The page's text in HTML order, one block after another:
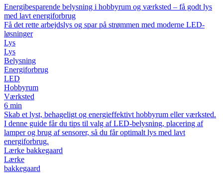
Energibesparende belysning i hobbyrum og værksted – få godt lys
med lavt energiforbrug
Få det rette arbejdslys og spar på strømmen med moderne LED-
løsninger
Lys
Lys
Belysning
Energiforbrug
LED
Hobbyrum
Værksted
6 min
Skab et lyst, behageligt og energieffektivt hobbyrum eller værksted.
I denne guide får du tips til valg af LED-belysning, placering af
lamper og brug af sensorer, så du får optimalt lys med lavt
energiforbrug.
Lærke bakkegaard
Lærke
bakkegaard